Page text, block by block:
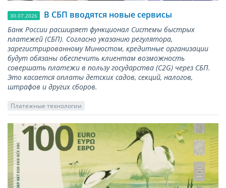
30.07.2026 В СБП вводятся новые сервисы
Банк России расширяет функционал Системы быстрых
платежей (СБП). Согласно указанию регулятора,
зарегистрированному Минюстом, кредитные организации
будут обязаны обеспечить клиентам возможность
совершать платежи в пользу государства (С2G) через СБП.
Это касается оплаты детских садов, секций, налогов,
штрафов и других сборов.
Платежные технологии